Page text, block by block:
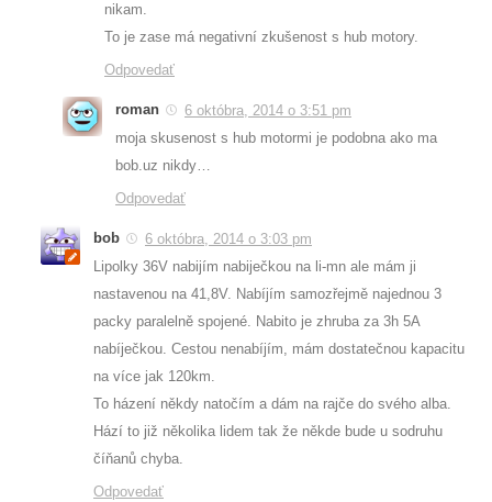
nikam.
To je zase má negativní zkušenost s hub motory.
Odpovedať
roman
6 októbra, 2014 o 3:51 pm
moja skusenost s hub motormi je podobna ako ma
bob.uz nikdy…
Odpovedať
bob
6 októbra, 2014 o 3:03 pm
Lipolky 36V nabijím nabiječkou na li-mn ale mám ji
nastavenou na 41,8V. Nabíjím samozřejmě najednou 3
packy paralelně spojené. Nabito je zhruba za 3h 5A
nabíječkou. Cestou nenabíjím, mám dostatečnou kapacitu
na více jak 120km.
To házení někdy natočím a dám na rajče do svého alba.
Hází to již několika lidem tak že někde bude u sodruhu
číňanů chyba.
Odpovedať